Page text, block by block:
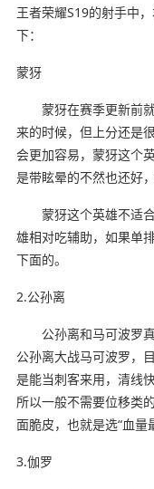
王者荣耀S19的射手中
下：
蒙犽
蒙犽在赛季更新前就
来的时候，但上分还是
会更加容易，蒙犽这个
是带眩晕的不然也还好
蒙犽这个英雄不适合
雄相对吃辅助，如果单
下面的。
2.公孙离
公孙离和马可波罗真
公孙离大战马可波罗，
是能当刺客来用，清线
所以一般不需要位移类
面脆皮，也就是选“血量
3.伽罗